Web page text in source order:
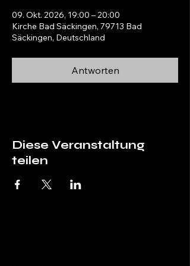
09. Okt. 2026, 19:00 – 20:00
Kirche Bad Säckingen, 79713 Bad
Säckingen, Deutschland
Antworten
Diese Veranstaltung
teilen